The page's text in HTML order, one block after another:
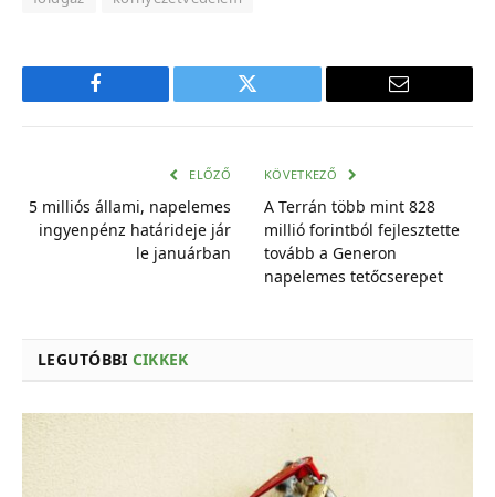
Facebook Twitter
E-
ELŐZŐ
5 milliós állami, napelemes
ingyenpénz határideje jár
le januárban
KÖVETKEZŐ
A Terrán több mint 828
millió forintból fejlesztette
tovább a Generon
napelemes tetőcserepet
LEGUTÓBBI CIKKEK